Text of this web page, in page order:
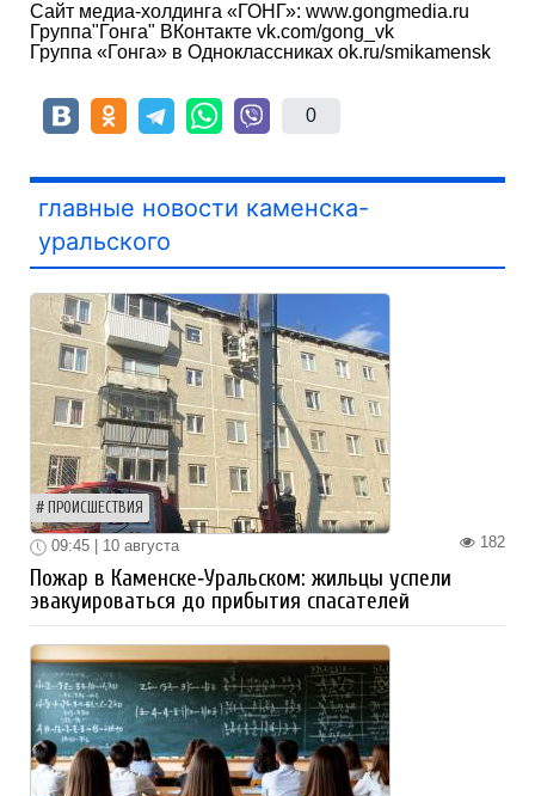
Сайт медиа-холдинга «ГОНГ»: www.gongmedia.ru
Группа"Гонга" ВКонтакте vk.com/gong_vk
Группа «Гонга» в Одноклассниках ok.ru/smikamensk
0
главные новости каменска-
уральского
ПРОИСШЕСТВИЯ
182
09:45 | 10 августа
Пожар в Каменске‑Уральском: жильцы успели
эвакуироваться до прибытия спасателей